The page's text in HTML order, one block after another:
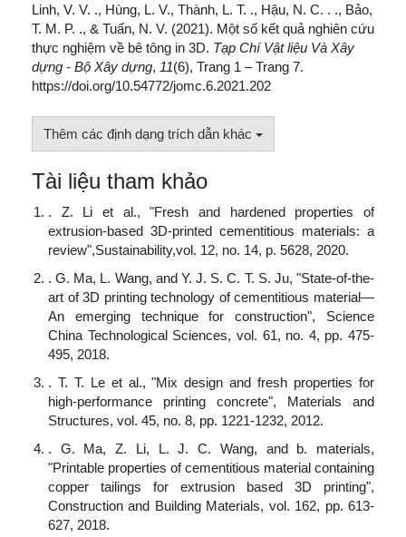
Linh, V. V. ., Hùng, L. V., Thành, L. T. ., Hậu, N. C. . ., Bảo,
T. M. P. ., & Tuấn, N. V. (2021). Một số kết quả nghiên cứu
thực nghiệm về bê tông in 3D. Tạp Chí Vật liệu Và Xây
dựng - Bộ Xây dựng, 11(6), Trang 1 – Trang 7.
https://doi.org/10.54772/jomc.6.2021.202
Thêm các định dạng trích dẫn khác
Tài liệu tham khảo
. Z. Li et al., "Fresh and hardened properties of
extrusion-based 3D-printed cementitious materials: a
review",Sustainability,vol. 12, no. 14, p. 5628, 2020.
. G. Ma, L. Wang, and Y. J. S. C. T. S. Ju, "State-of-the-
art of 3D printing technology of cementitious material—
An emerging technique for construction", Science
China Technological Sciences, vol. 61, no. 4, pp. 475-
495, 2018.
. T. T. Le et al., "Mix design and fresh properties for
high-performance printing concrete", Materials and
Structures, vol. 45, no. 8, pp. 1221-1232, 2012.
. G. Ma, Z. Li, L. J. C. Wang, and b. materials,
"Printable properties of cementitious material containing
copper tailings for extrusion based 3D printing",
Construction and Building Materials, vol. 162, pp. 613-
627, 2018.